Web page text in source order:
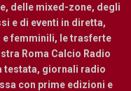
delle mixed-zone, degli
e di eventi in diretta,
femminili, le trasferte
Roma Calcio Radio
testata, giornali radio
con prime edizioni e